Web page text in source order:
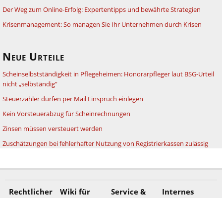
Der Weg zum Online-Erfolg: Expertentipps und bewährte Strategien
Krisenmanagement: So managen Sie Ihr Unternehmen durch Krisen
Neue Urteile
Scheinselbstständigkeit in Pflegeheimen: Honorarpfleger laut BSG-Urteil
nicht „selbständig“
Steuerzahler dürfen per Mail Einspruch einlegen
Kein Vorsteuerabzug für Scheinrechnungen
Zinsen müssen versteuert werden
Zuschätzungen bei fehlerhafter Nutzung von Registrierkassen zulässig
Rechtlicher
Wiki für
Service &
Internes